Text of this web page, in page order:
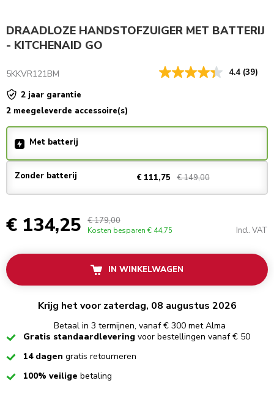
DRAADLOZE HANDSTOFZUIGER MET BATTERIJ
- KITCHENAID GO
5KKVR121BM 4.4 (39)
2 jaar garantie
2 meegeleverde accessoire(s)
Met batterij
Zonder batterij € 111,75 € 149,00
€ 134,25 € 179,00
Kosten besparen € 44,75 Incl. VAT
IN WINKELWAGEN
Krijg het voor zaterdag, 08 augustus 2026
Betaal in 3 termijnen, vanaf € 300 met Alma
CheckedGratis standaardlevering voor bestellingen vanaf € 50
Checked14 dagen gratis retourneren
Checked100% veilige betaling